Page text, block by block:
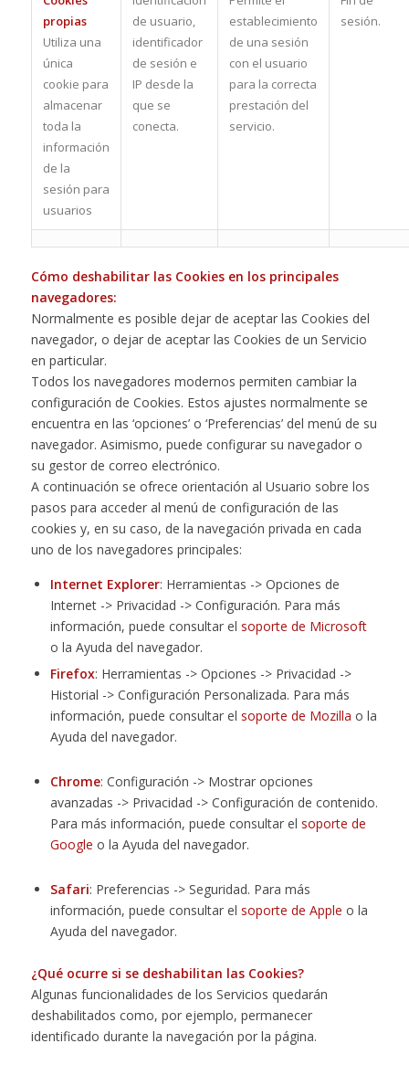
propias
Utiliza una
única
cookie para
almacenar
toda la
información
de la
sesión para
usuarios
de usuario,
identificador
de sesión e
IP desde la
que se
conecta.
establecimiento
de una sesión
con el usuario
para la correcta
prestación del
servicio.
sesión.
Cómo deshabilitar las Cookies en los principales
navegadores:
Normalmente es posible dejar de aceptar las Cookies del
navegador, o dejar de aceptar las Cookies de un Servicio
en particular.
Todos los navegadores modernos permiten cambiar la
configuración de Cookies. Estos ajustes normalmente se
encuentra en las ‘opciones’ o ‘Preferencias’ del menú de su
navegador. Asimismo, puede configurar su navegador o
su gestor de correo electrónico.
A continuación se ofrece orientación al Usuario sobre los
pasos para acceder al menú de configuración de las
cookies y, en su caso, de la navegación privada en cada
uno de los navegadores principales:
Internet Explorer: Herramientas -> Opciones de
Internet -> Privacidad -> Configuración. Para más
información, puede consultar el soporte de Microsoft
o la Ayuda del navegador.
Firefox: Herramientas -> Opciones -> Privacidad ->
Historial -> Configuración Personalizada. Para más
información, puede consultar el soporte de Mozilla o la
Ayuda del navegador.
Chrome: Configuración -> Mostrar opciones
avanzadas -> Privacidad -> Configuración de contenido.
Para más información, puede consultar el soporte de
Google o la Ayuda del navegador.
Safari: Preferencias -> Seguridad. Para más
información, puede consultar el soporte de Apple o la
Ayuda del navegador.
¿Qué ocurre si se deshabilitan las Cookies?
Algunas funcionalidades de los Servicios quedarán
deshabilitados como, por ejemplo, permanecer
identificado durante la navegación por la página.